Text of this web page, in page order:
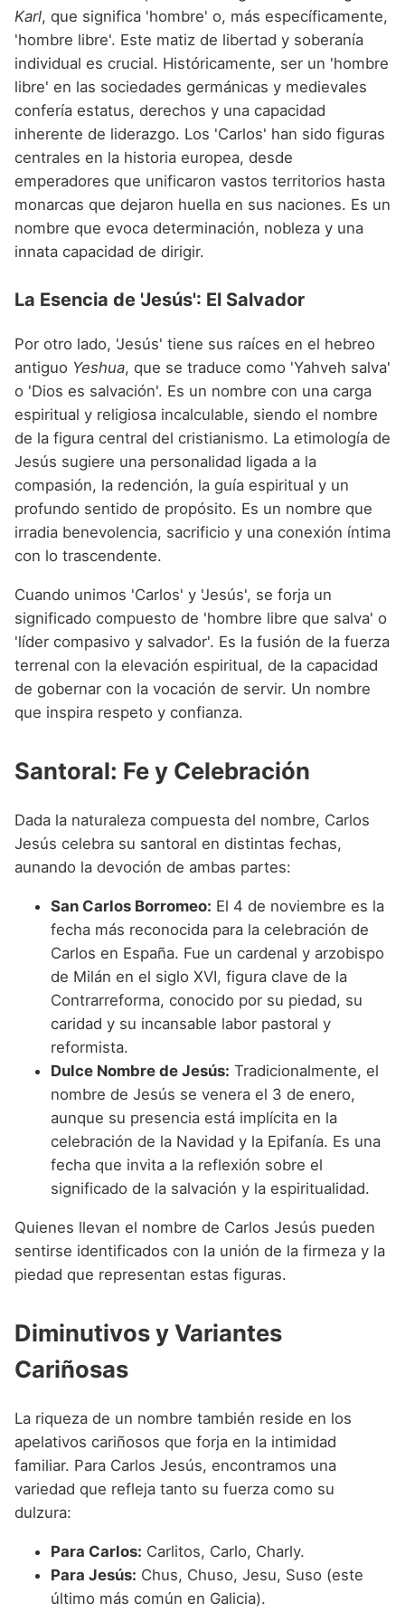
Nombres de niño que empiezan por P
Nombres de niño que empiezan por Q
Nombres de niño que empiezan por R
Nombres de niño que empiezan por S
Nombres de niño que empiezan por T
Nombres de niño que empiezan por U
Nombres de niño que empiezan por V
Nombres de niño que empiezan por W
Nombres de niño que empiezan por X
Nombres de niño que empiezan por Z
Nombres de Niño Valencianos
Nombres de Niño Vascos
Nombres de Niño Rumanos
Nombres de Niño Rusos
Nombres de Niño Suecos
Karl, que significa 'hombre' o, más específicamente,
'hombre libre'. Este matiz de libertad y soberanía
individual es crucial. Históricamente, ser un 'hombre
libre' en las sociedades germánicas y medievales
confería estatus, derechos y una capacidad
inherente de liderazgo. Los 'Carlos' han sido figuras
centrales en la historia europea, desde
emperadores que unificaron vastos territorios hasta
monarcas que dejaron huella en sus naciones. Es un
nombre que evoca determinación, nobleza y una
innata capacidad de dirigir.
La Esencia de 'Jesús': El Salvador
Por otro lado, 'Jesús' tiene sus raíces en el hebreo
antiguo Yeshua, que se traduce como 'Yahveh salva'
o 'Dios es salvación'. Es un nombre con una carga
espiritual y religiosa incalculable, siendo el nombre
de la figura central del cristianismo. La etimología de
Jesús sugiere una personalidad ligada a la
compasión, la redención, la guía espiritual y un
profundo sentido de propósito. Es un nombre que
irradia benevolencia, sacrificio y una conexión íntima
con lo trascendente.
Cuando unimos 'Carlos' y 'Jesús', se forja un
significado compuesto de 'hombre libre que salva' o
'líder compasivo y salvador'. Es la fusión de la fuerza
terrenal con la elevación espiritual, de la capacidad
de gobernar con la vocación de servir. Un nombre
que inspira respeto y confianza.
Santoral: Fe y Celebración
Dada la naturaleza compuesta del nombre, Carlos
Jesús celebra su santoral en distintas fechas,
aunando la devoción de ambas partes:
San Carlos Borromeo: El 4 de noviembre es la
fecha más reconocida para la celebración de
Carlos en España. Fue un cardenal y arzobispo
de Milán en el siglo XVI, figura clave de la
Contrarreforma, conocido por su piedad, su
caridad y su incansable labor pastoral y
reformista.
Dulce Nombre de Jesús: Tradicionalmente, el
nombre de Jesús se venera el 3 de enero,
aunque su presencia está implícita en la
celebración de la Navidad y la Epifanía. Es una
fecha que invita a la reflexión sobre el
significado de la salvación y la espiritualidad.
Quienes llevan el nombre de Carlos Jesús pueden
sentirse identificados con la unión de la firmeza y la
piedad que representan estas figuras.
Diminutivos y Variantes
Cariñosas
La riqueza de un nombre también reside en los
apelativos cariñosos que forja en la intimidad
familiar. Para Carlos Jesús, encontramos una
variedad que refleja tanto su fuerza como su
dulzura:
Para Carlos: Carlitos, Carlo, Charly.
Para Jesús: Chus, Chuso, Jesu, Suso (este
último más común en Galicia).